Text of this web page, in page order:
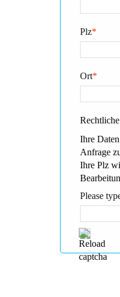
*
Plz
*
Ort
Ihre
Anfrage
Ihre Plz
Please